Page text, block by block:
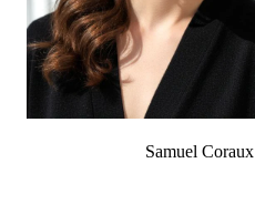
Samuel Coraux